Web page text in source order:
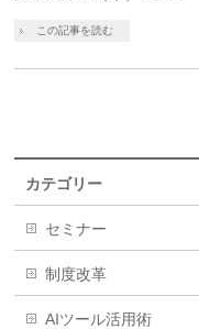
この記事を読む
カテゴリー
セミナー
制度改革
AIツール活用術